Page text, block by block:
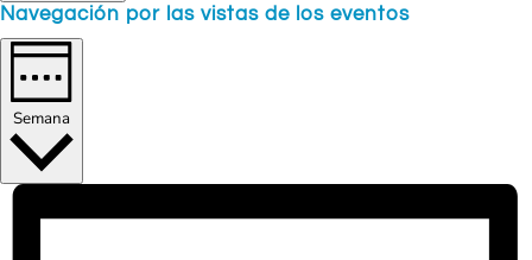
Navegación por las vistas de los eventos
Semana